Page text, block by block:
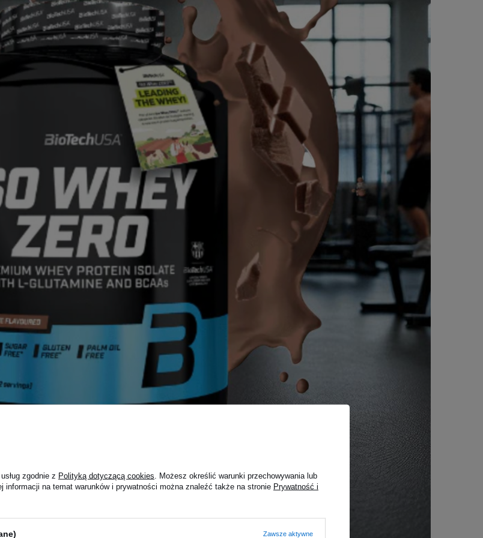
zgodnie z Polityką dotyczącą cookies . Możesz określić warunki przechowywania lub
informacji na temat warunków i prywatności można znaleźć także na stronie Prywatność i
Zawsze aktywne